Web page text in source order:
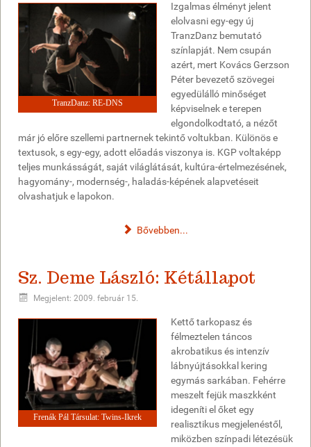
TranzDanz: RE-DNS
Izgalmas élményt jelent
elolvasni egy-egy új
TranzDanz bemutató
színlapját. Nem csupán
azért, mert Kovács Gerzson
Péter bevezető szövegei
egyedülálló minőséget
képviselnek e terepen
elgondolkodtató, a nézőt
már jó előre szellemi partnernek tekintő voltukban. Különös e
textusok, s egy-egy, adott előadás viszonya is. KGP voltaképp
teljes munkásságát, saját világlátását, kultúra-értelmezésének,
hagyomány-, modernség-, haladás-képének alapvetéseit
olvashatjuk e lapokon.
Bővebben...
Sz. Deme László: Kétállapot
Megjelent: 2009. február 15.
Frenák Pál Társulat: Twins-Ikrek
Kettő tarkopasz és
félmeztelen táncos
akrobatikus és intenzív
lábnyújtásokkal kering
egymás sarkában. Fehérre
meszelt fejük maszkként
idegeníti el őket egy
realisztikus megjelenéstől,
miközben színpadi létezésük